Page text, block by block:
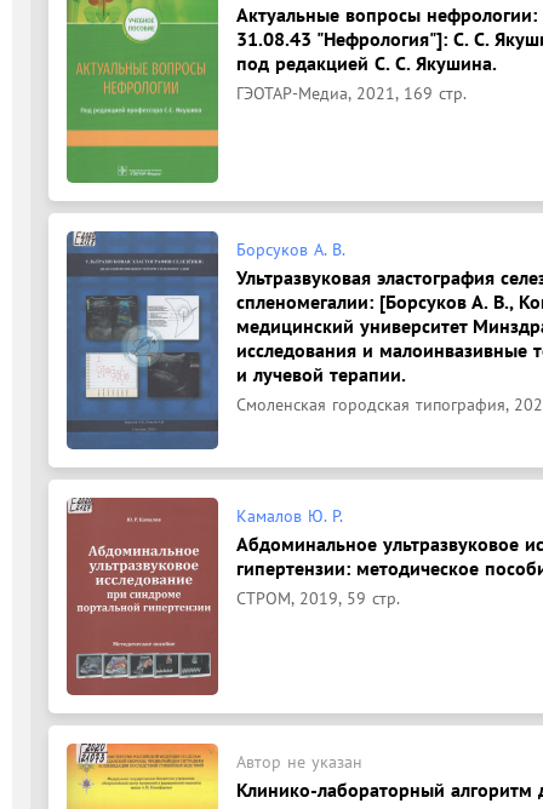
Актуальные вопросы
31.08.43 "Нефрология"]: С. С.
под редакцией С. С. Якушина.
ГЭОТАР-Медиа, 2021, 169 стр.
Борсуков А. В.
Ультразвуковая эластография
спленомегалии: [Борсуков А. В.,
медицинский университет
исследования и малоинвазивные
и лучевой терапии.
Смоленская городская типография,
Камалов Ю. Р.
Абдоминальное ультразвуковое
гипертензии: методическое
СТРОМ, 2019, 59 стр.
Автор не указан
Клинико-лабораторный алгоритм